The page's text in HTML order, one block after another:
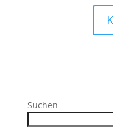
Suchen